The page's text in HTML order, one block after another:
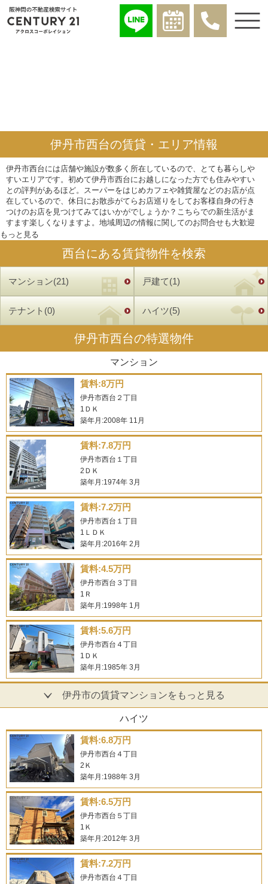
伊丹市西台の賃貸・エリア情報
伊丹市西台には店舗や施設が数多く所在しているので、とても暮らしや
すいエリアです。初めて伊丹市西台にお越しになった方でも住みやすい
との評判があるほど。スーパーをはじめカフェや雑貨屋などのお店が点
在しているので、休日にお散歩がてらお店巡りをしてお客様自身の行き
つけのお店を見つけてみてはいかがでしょうか？こちらでの新生活がま
すます楽しくなりますよ。地域周辺の情報に関してのお問合せも大歓迎
です。弊社スタッフが丁寧かつ分かりやすく伊丹市西台のエリア情報に
ん、賃貸物件についてのご質問・ご相談も承っておりますので、お気軽
に弊社スタッフまでお声かけください。※ 学校区は、平成28年2月現在
のものになります。
もっと見る
西台にある賃貸物件を検索
マンション(21) 戸建て(1)
テナント(0) ハイツ(5)
伊丹市西台の特選物件
マンション
賃料:8万円
伊丹市西台２丁目
1ＤＫ
築年月:2008年 11月
賃料:7.8万円
伊丹市西台１丁目
2ＤＫ
築年月:1974年 3月
賃料:7.2万円
伊丹市西台１丁目
1ＬＤＫ
築年月:2016年 2月
賃料:4.5万円
伊丹市西台３丁目
1Ｒ
築年月:1998年 1月
賃料:5.6万円
伊丹市西台４丁目
1ＤＫ
築年月:1985年 3月
伊丹市の賃貸マンションをもっと見る
ハイツ
賃料:6.8万円
伊丹市西台４丁目
2Ｋ
築年月:1988年 3月
賃料:6.5万円
伊丹市西台５丁目
1Ｋ
築年月:2012年 3月
賃料:7.2万円
伊丹市西台４丁目